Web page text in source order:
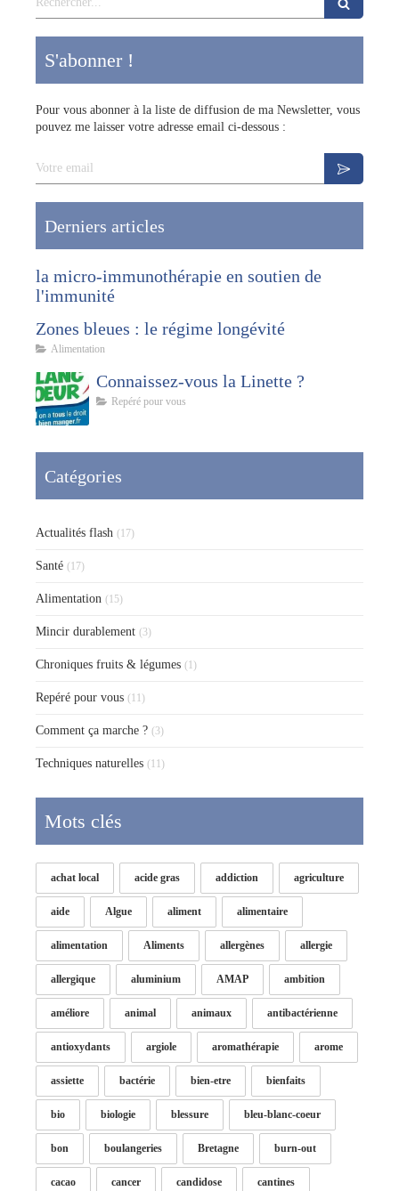
S'abonner !
Pour vous abonner à la liste de diffusion de ma Newsletter, vous
pouvez me laisser votre adresse email ci-dessous :
Votre email
Derniers articles
la micro-immunothérapie en soutien de
l'immunité
Zones bleues : le régime longévité
Alimentation
Connaissez-vous la Linette ?
Repéré pour vous
Catégories
Actualités flash (17)
Santé (17)
Alimentation (15)
Mincir durablement (3)
Chroniques fruits & légumes (1)
Repéré pour vous (11)
Comment ça marche ? (3)
Techniques naturelles (11)
Mots clés
achat local acide gras addiction agriculture
aide Algue aliment alimentaire
alimentation Aliments allergènes allergie
allergique aluminium AMAP ambition
améliore animal animaux antibactérienne
antioxydants argiole aromathérapie arome
assiette bactérie bien-etre bienfaits
bio biologie blessure bleu-blanc-coeur
bon boulangeries Bretagne burn-out
cacao cancer candidose cantines